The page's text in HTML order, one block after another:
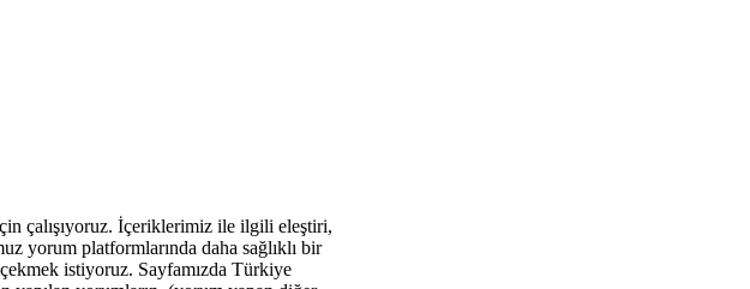
çalışıyoruz. İçeriklerimiz ile ilgili eleştiri,
yorum platformlarında daha sağlıklı bir
istiyoruz. Sayfamızda Türkiye